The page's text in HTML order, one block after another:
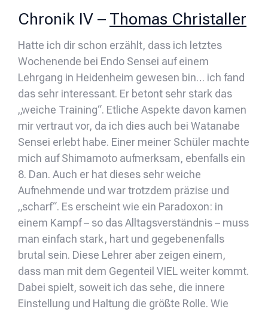
Chronik IV – Thomas Christaller
Hatte ich dir schon erzählt, dass ich letztes
Wochenende bei Endo Sensei auf einem
Lehrgang in Heidenheim gewesen bin… ich fand
das sehr interessant. Er betont sehr stark das
„weiche Training“. Etliche Aspekte davon kamen
mir vertraut vor, da ich dies auch bei Watanabe
Sensei erlebt habe. Einer meiner Schüler machte
mich auf Shimamoto aufmerksam, ebenfalls ein
8. Dan. Auch er hat dieses sehr weiche
Aufnehmende und war trotzdem präzise und
„scharf“. Es erscheint wie ein Paradoxon: in
einem Kampf – so das Alltagsverständnis – muss
man einfach stark, hart und gegebenenfalls
brutal sein. Diese Lehrer aber zeigen einem,
dass man mit dem Gegenteil VIEL weiter kommt.
Dabei spielt, soweit ich das sehe, die innere
Einstellung und Haltung die größte Rolle. Wie